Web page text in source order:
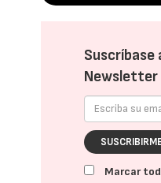
Suscríbase
Newsletter
Marcar